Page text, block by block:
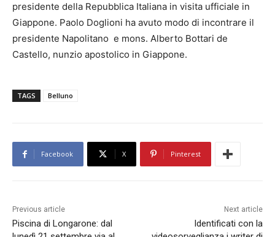
presidente della Repubblica Italiana in visita ufficiale in
Giappone. Paolo Doglioni ha avuto modo di incontrare il
presidente Napolitano e mons. Alberto Bottari de
Castello, nunzio apostolico in Giappone.
TAGS Belluno
Facebook X Pinterest
Previous article
Piscina di Longarone: dal
Next article
Identificati con la